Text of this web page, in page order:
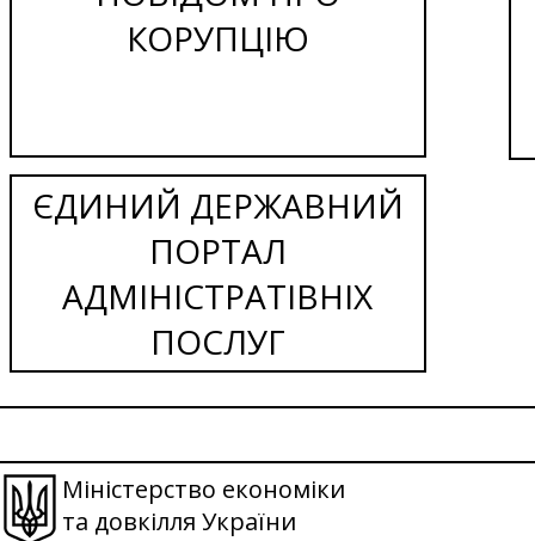
КОРУПЦІЮ
ЄДИНИЙ ДЕРЖАВНИЙ
ПОРТАЛ
АДМІНІСТРАТІВНІХ
ПОСЛУГ
Міністерство економіки
та довкілля України